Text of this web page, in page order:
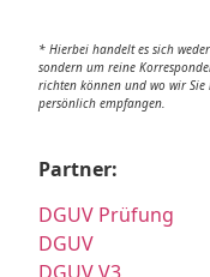
* Hierbei handelt es sich
sondern um reine
richten können und wo wir
persönlich empfangen.
Partner:
DGUV Prüfung
DGUV